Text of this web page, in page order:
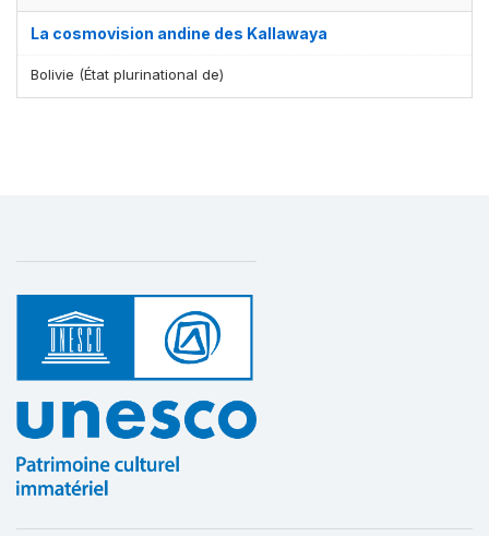
La cosmovision andine des Kallawaya
Bolivie (État plurinational de)